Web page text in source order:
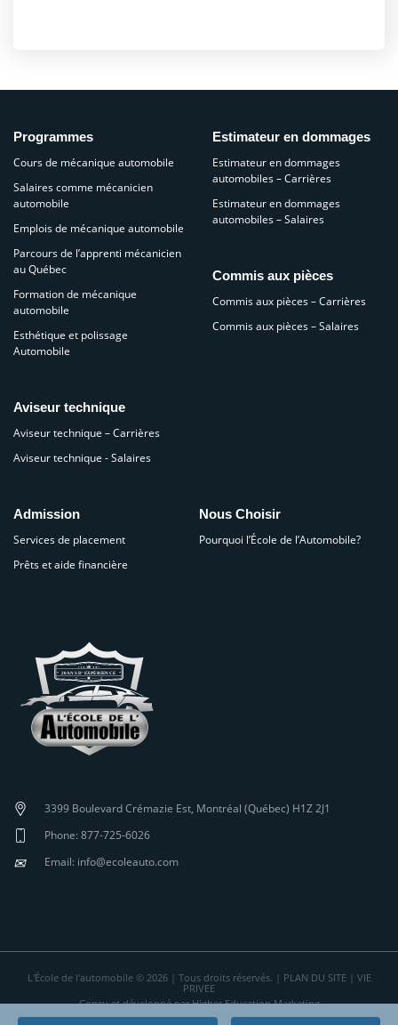
3399 Boulevard Crémazie Est, Montréal (Québec) H1Z 2J1
Phone: 877-725-6026
✉ Email: info@ecoleauto.com
Programmes
Cours de mécanique automobile
Salaires comme mécanicien
automobile
Emplois de mécanique automobile
Parcours de l’apprenti mécanicien
au Québec
Formation de mécanique
automobile
Esthétique et polissage
Automobile
Aviseur technique
Aviseur technique – Carrières
Aviseur technique - Salaires
Estimateur en dommages
Estimateur en dommages
automobiles – Carrières
Estimateur en dommages
automobiles – Salaires
Commis aux pièces
Commis aux pièces – Carrières
Commis aux pièces – Salaires
Admission
Services de placement
Prêts et aide financière
Nous Choisir
Pourquoi l’École de l’Automobile?
L'École de l'automobile © 2026 | Tous droits réservés. | PLAN DU SITE| VIE
PRIVEE
Conçu et développé par Higher Education Marketing